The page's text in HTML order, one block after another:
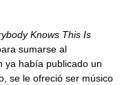
Knows This Is
sumarse al
ya había publicado un
se le ofreció ser músico